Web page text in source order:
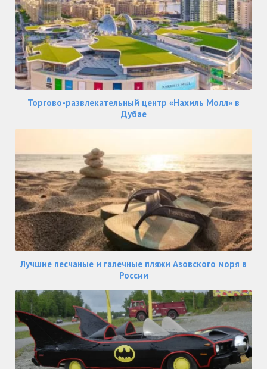
Торгово-развлекательный центр «Нахиль Молл» в
Дубае
Лучшие песчаные и галечные пляжи Азовского моря в
России